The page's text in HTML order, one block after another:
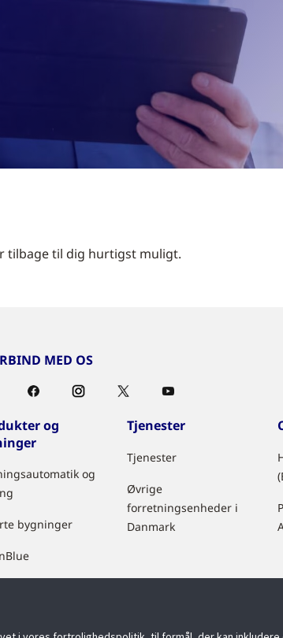
tilbage til dig hurtigst muligt.
MED OS
og
og
bygninger
Tjenester
Tjenester
Øvrige
forretningsenheder i
Danmark